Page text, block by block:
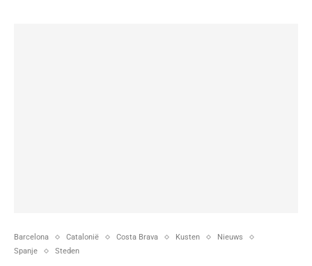
Barcelona Catalonië Costa Brava Kusten
Nieuws
Spanje
Steden